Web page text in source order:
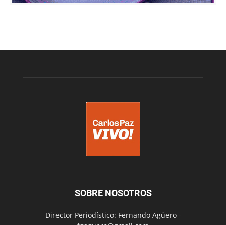
SOBRE NOSOTROS
Director Periodístico: Fernando Agüero -